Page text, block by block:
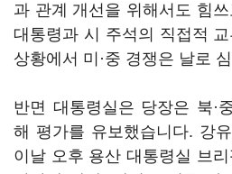
과 관계 개선을 위해서도 힘
대통령과 시 주석의 직접적
상황에서 미·중 경쟁은 날로
반면 대통령실은 당장은 북·
해 평가를 유보했습니다. 강
이날 오후 용산 대통령실 브리